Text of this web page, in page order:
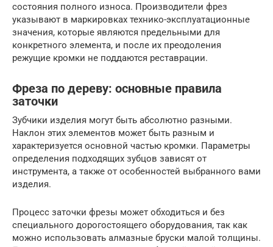
состояния полного износа. Производители фрез
указывают в маркировках технико-эксплуатационные
значения, которые являются предельными для
конкретного элемента, и после их преодоления
режущие кромки не поддаются реставрации.
Фреза по дереву: основные правила
заточки
Зубчики изделия могут быть абсолютно разными.
Наклон этих элементов может быть разным и
характеризуется основной частью кромки. Параметры
определения подходящих зубцов зависят от
инструмента, а также от особенностей выбранного вами
изделия.
Процесс заточки фрезы может обходиться и без
специального дорогостоящего оборудования, так как
можно использовать алмазные бруски малой толщины.